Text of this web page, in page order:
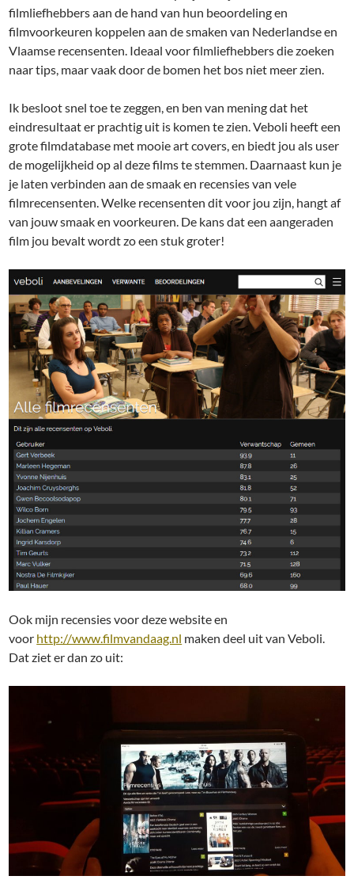
filmliefhebbers aan de hand van hun beoordeling en
filmvoorkeuren koppelen aan de smaken van Nederlandse en
Vlaamse recensenten. Ideaal voor filmliefhebbers die zoeken
naar tips, maar vaak door de bomen het bos niet meer zien.
Ik besloot snel toe te zeggen, en ben van mening dat het
eindresultaat er prachtig uit is komen te zien. Veboli heeft een
grote filmdatabase met mooie art covers, en biedt jou als user
de mogelijkheid op al deze films te stemmen. Daarnaast kun je
je laten verbinden aan de smaak en recensies van vele
filmrecensenten. Welke recensenten dit voor jou zijn, hangt af
van jouw smaak en voorkeuren. De kans dat een aangeraden
film jou bevalt wordt zo een stuk groter!
Ook mijn recensies voor deze website en
voor http://www.filmvandaag.nl maken deel uit van Veboli.
Dat ziet er dan zo uit: